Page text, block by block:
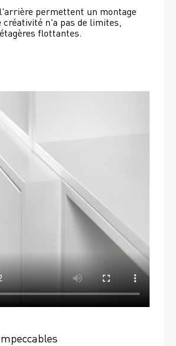
permettent un montage
créativité n'a pas de limites,
flottantes.